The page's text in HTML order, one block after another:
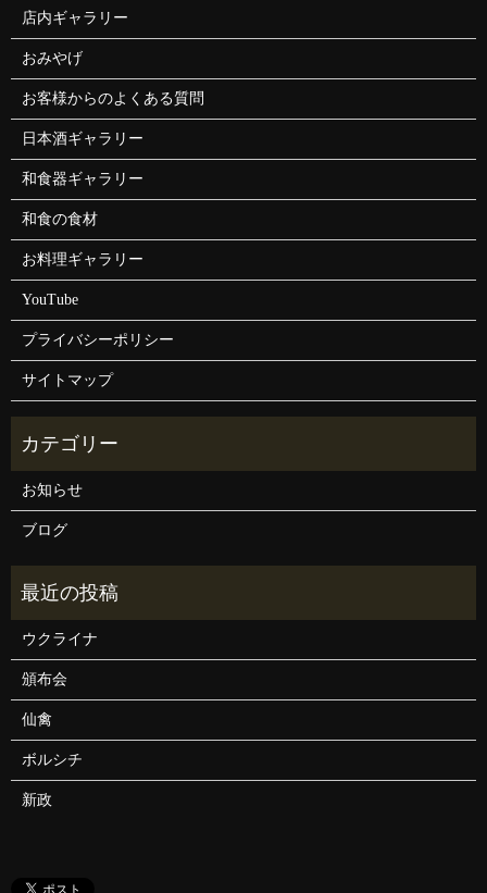
店内ギャラリー
おみやげ
お客様からのよくある質問
日本酒ギャラリー
和食器ギャラリー
和食の食材
お料理ギャラリー
YouTube
プライバシーポリシー
サイトマップ
お知らせ
ブログ
ウクライナ
頒布会
仙禽
ボルシチ
新政